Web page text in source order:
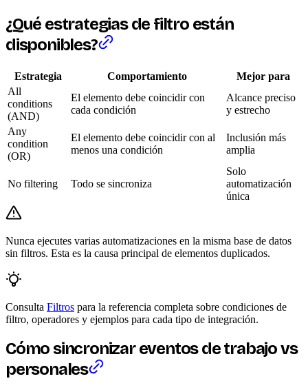
¿Qué estrategias de filtro están
disponibles?
Estrategia Comportamiento
Mejor para
All
conditions
(AND)
El elemento debe coincidir con
cada condición
Alcance preciso
y estrecho
Any
condition
(OR)
El elemento debe coincidir con al
menos una condición
Inclusión más
amplia
No filtering Todo se sincroniza
Solo
automatización
única
Nunca ejecutes varias automatizaciones en la misma base de datos
sin filtros. Esta es la causa principal de elementos duplicados.
Consulta Filtros para la referencia completa sobre condiciones de
filtro, operadores y ejemplos para cada tipo de integración.
Cómo sincronizar eventos de trabajo vs
personales